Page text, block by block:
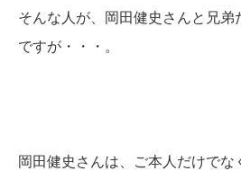
そんな人が、岡田健史さんと兄弟
ですが・・・。
岡田健史さんは、ご本人だけでな